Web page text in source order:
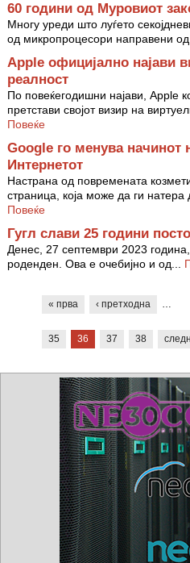
60 години од Муровиот
Многу уреди што луѓето
од микропроцесори направени од
Apple официјално најави
реалност
По повеќегодишни најави, Apple
претстави својот визир на
Повеќе
Google го менува начинот
Интернетот
Настрана од повремената
страница, која може да ги натера
Повеќе
Гугл слави 25 години
Денес, 27 септември 2023
роденден. Ова е очебијно и од...
« прва ‹ претходна …
35 36 37 38